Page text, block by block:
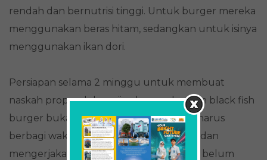
rendah dan bernutrisi tinggi. Untuk burger mereka
menggunakan beras hitam, sedangkan untuk isinya
menggunakan ikan dori.
Persiapan selama 2 minggu untuk membuat
naskah proposal dan uji coba pembuatan black fish
burger bukan hal yang enteng karena harus
berbagi waktu untuk belajar di sekolah dan
mengerjakan tugas-tugas sekolah yang belum